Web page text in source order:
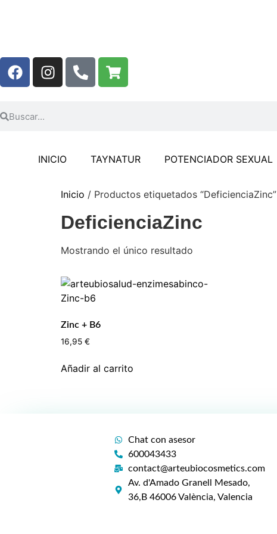
INICIO TAYNATUR POTENCIADOR SEXUAL
Inicio / Productos etiquetados “DeficienciaZinc”
DeficienciaZinc
Mostrando el único resultado
Zinc + B6
16,95 €
Añadir al carrito
Chat con asesor
600043433
contact@arteubiocosmetics.com
Av. d'Amado Granell Mesado,
36,B 46006 València, Valencia